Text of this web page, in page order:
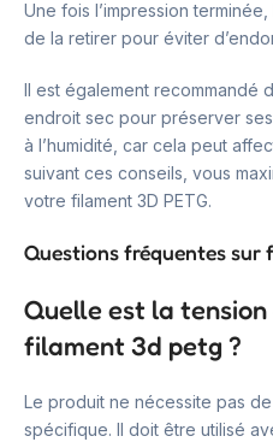
Une fois l’impression
de la retirer pour éviter
Il est également recommandé
endroit sec pour préserver
à l’humidité, car cela peut
suivant ces conseils, vous
votre filament 3D PETG.
Questions fréquentes sur
Quelle est la
filament 3d petg ?
Le produit ne nécessite pas de
spécifique. Il doit être utilisé